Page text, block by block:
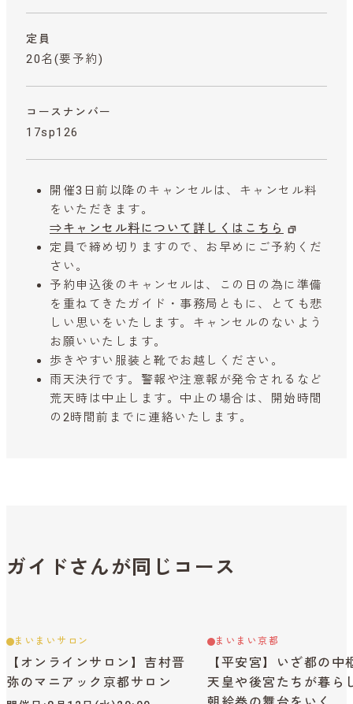
定員
20名(要予約)
コースナンバー
17sp126
開催3日前以降のキャンセルは、キャンセル料
をいただきます。
⇒キャンセル料について詳しくはこちら
定員で締め切りますので、お早めにご予約くだ
さい。
予約申込後のキャンセルは、この日の為に準備
を重ねてきたガイド・事務局ともに、とても悲
しい思いをいたします。キャンセルのないよう
お願いいたします。
歩きやすい服装と靴でお越しください。
雨天決行です。警報や注意報が発令されるなど
荒天時は中止します。中止の場合は、開始時間
の2時間前までに連絡いたします。
ガイドさんが同じコース
まいまいサロン
【オンラインサロン】吉村晋
弥のマニアック京都サロン
まいまい京都
【平安宮】いざ都の中
天皇や後宮たちが暮ら